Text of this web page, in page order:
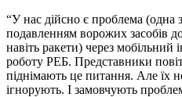
“У нас дійсно є проблема (одна
подавленням ворожих засобів
навіть ракети) через мобільний
роботу РЕБ. Представники
піднімають це питання. Але їх
ігнорують. І замовчують